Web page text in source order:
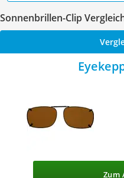
Sonnenbrillen-Clip
Zum